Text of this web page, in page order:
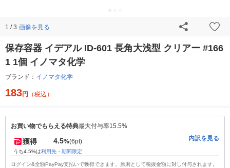
1 / 3 画像を見る
保存容器 イデアル ID-601 長角大浅型 クリアー #166
1 1個 イノマタ化学
ブランド： イノマタ化学
183円 （税込）
お買い物でもらえる特典最大付与率15.5%
獲得 4.5%(6pt)
うち4.5%は利用先・期間限定
内訳を見る
ログイン&全額PayPay支払いで獲得できます。原則として税抜金額に対し付与されます。